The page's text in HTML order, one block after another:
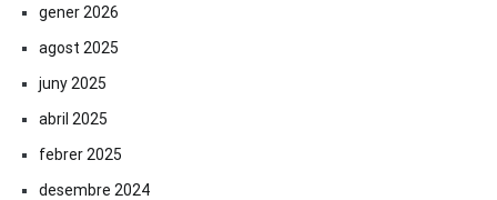
gener 2026
agost 2025
juny 2025
abril 2025
febrer 2025
desembre 2024